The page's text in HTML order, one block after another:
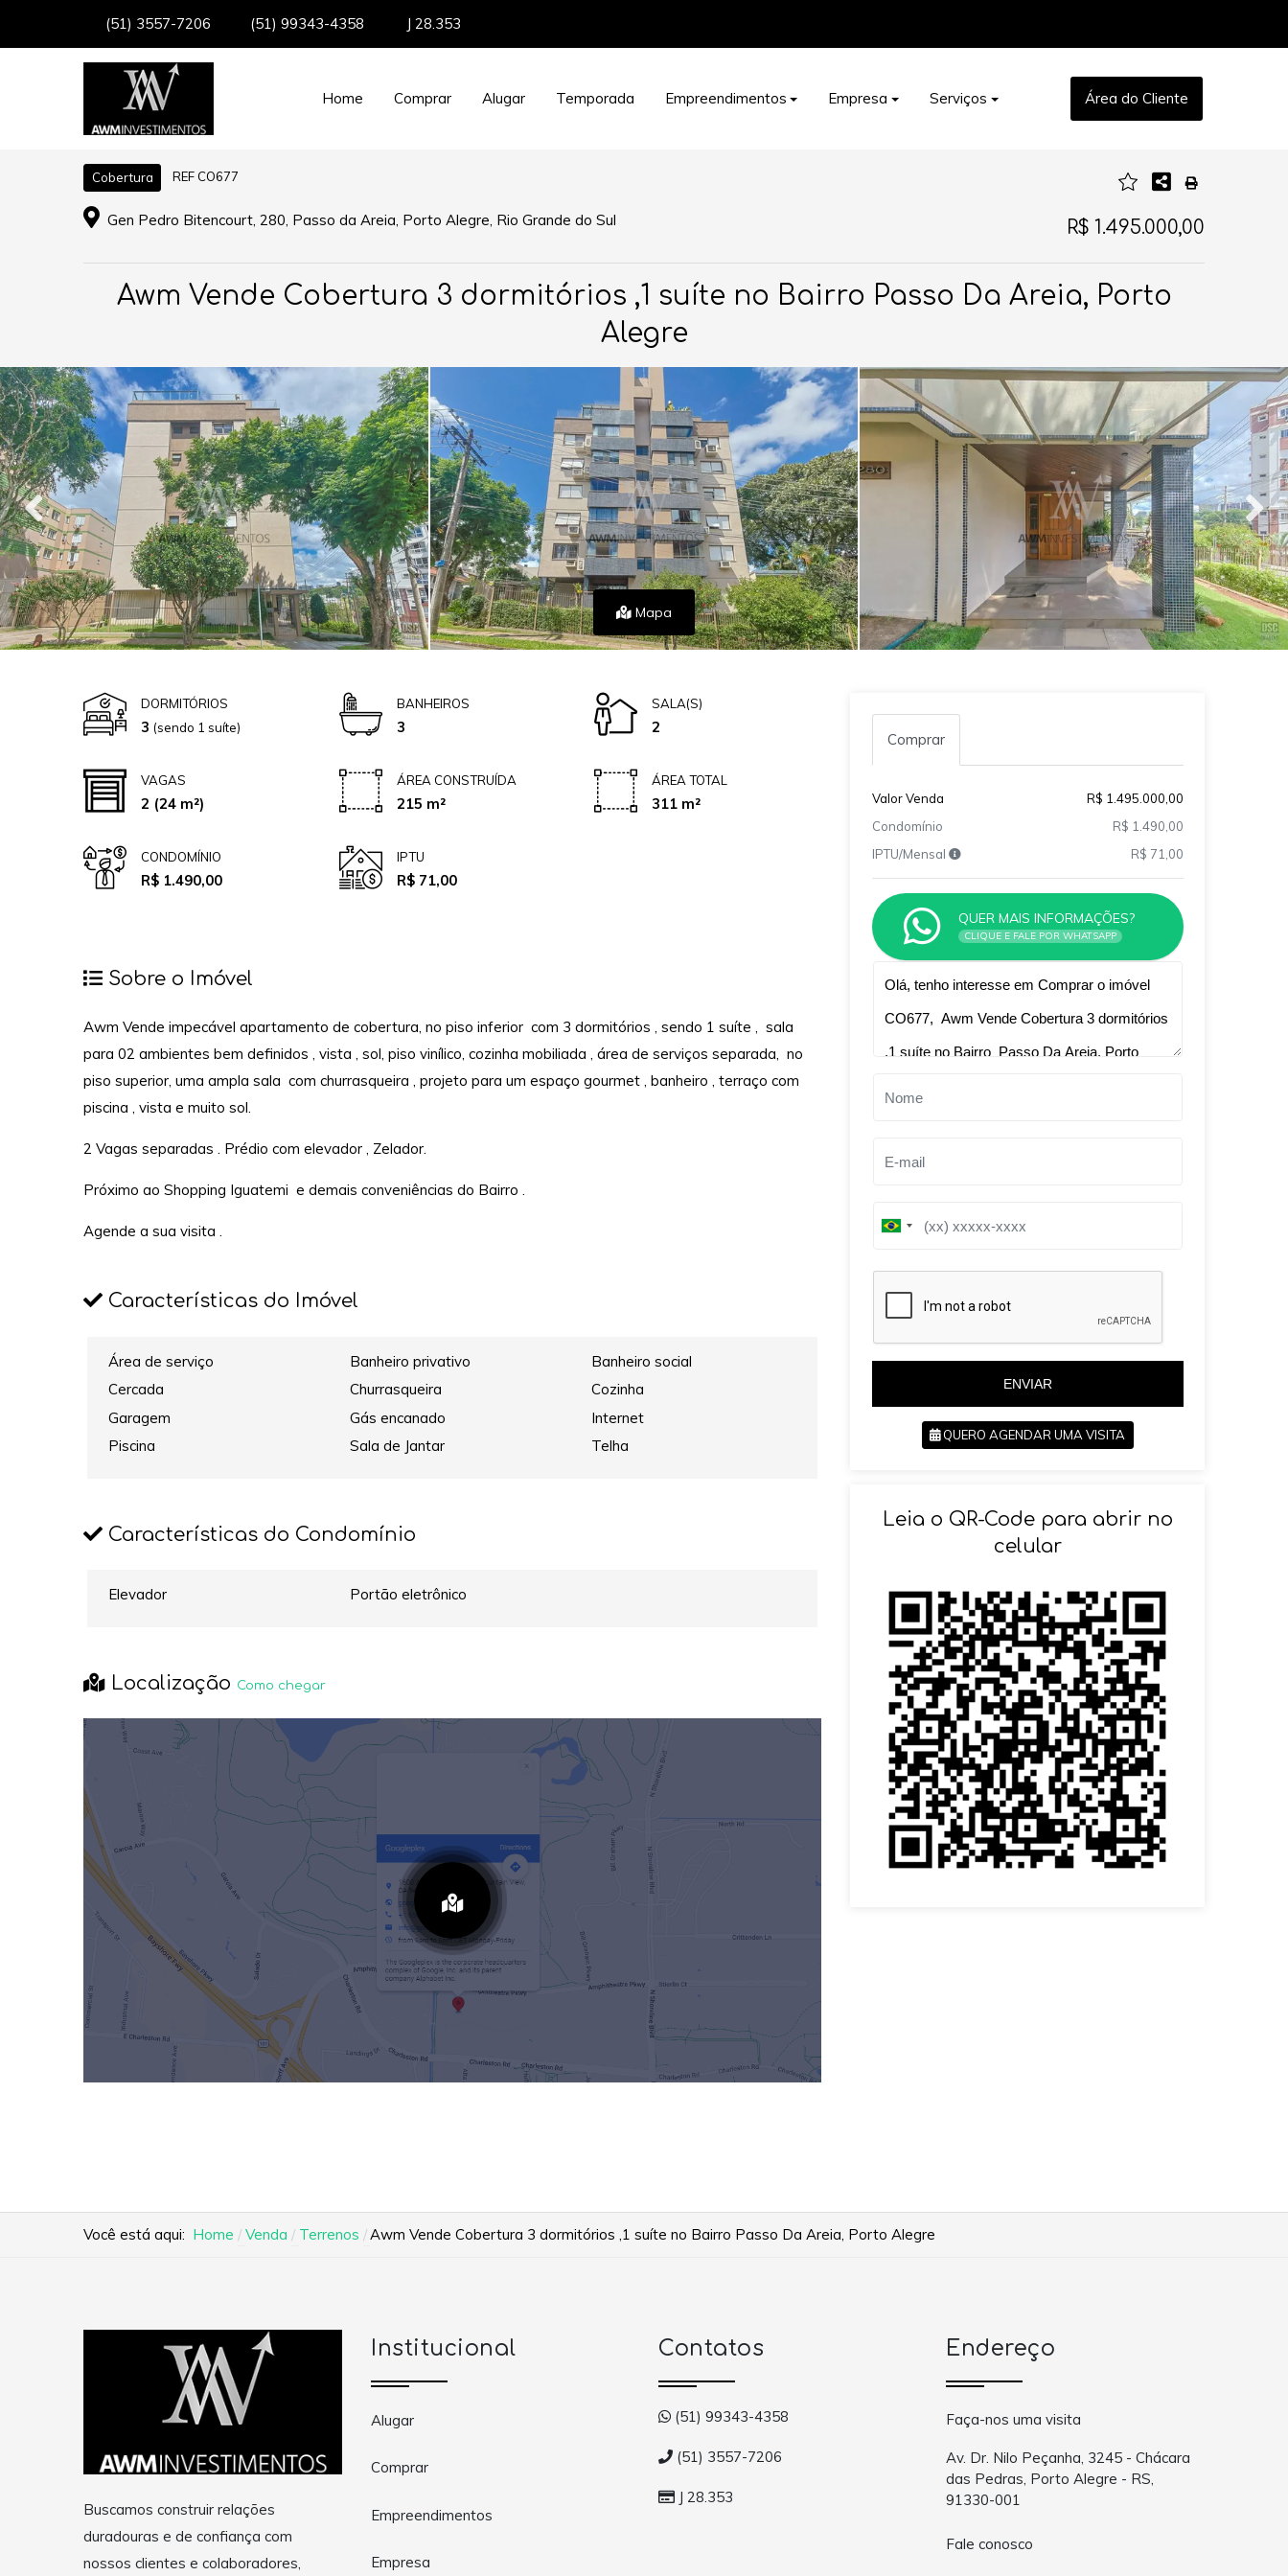
(51) 3557-7206 (51) 99343-4358 J 28.353
Home Comprar Alugar Temporada Empreendimentos Empresa Serviços Área do Cliente
Cobertura REF CO677
Gen Pedro Bitencourt, 280, Passo da Areia, Porto Alegre, Rio Grande do Sul R$ 1.495.000,00
Awm Vende Cobertura 3 dormitórios ,1 suíte no Bairro Passo Da Areia, Porto
Alegre
Mapa
DORMITÓRIOS
3 (sendo 1 suíte)
BANHEIROS
3
SALA(S)
2
VAGAS
2 (24 m²)
ÁREA CONSTRUÍDA
215 m²
ÁREA TOTAL
311 m²
CONDOMÍNIO
R$ 1.490,00
IPTU
R$ 71,00
Sobre o Imóvel
Awm Vende impecável apartamento de cobertura, no piso inferior com 3 dormitórios , sendo 1 suíte , sala
para 02 ambientes bem definidos , vista , sol, piso vinílico, cozinha mobiliada , área de serviços separada, no
piso superior, uma ampla sala com churrasqueira , projeto para um espaço gourmet , banheiro , terraço com
piscina , vista e muito sol.
2 Vagas separadas . Prédio com elevador , Zelador.
Próximo ao Shopping Iguatemi e demais conveniências do Bairro .
Agende a sua visita .
Características do Imóvel
Área de serviço Banheiro privativo
Banheiro social
Cercada
Churrasqueira
Cozinha
Garagem
Gás encanado
Internet
Piscina
Sala de Jantar Telha
Características do Condomínio
Elevador Portão eletrônico
Localização Como chegar
Comprar
Valor Venda
R$ 1.495.000,00
Condomínio
R$ 1.490,00
IPTU/Mensal
R$ 71,00
QUER MAIS INFORMAÇÕES?
CLIQUE E FALE POR WHATSAPP
B
i
l
ENVIAR
QUERO AGENDAR UMA VISITA
z
VOLTAR
Leia o QR-Code para abrir no
celular
Você está aqui: Home Venda Terrenos Awm Vende Cobertura 3 dormitórios ,1 suíte no Bairro Passo Da Areia, Porto Alegre
Buscamos construir relações
duradouras e de confiança com
nossos clientes e colaboradores,
Institucional
Alugar
Comprar
Empreendimentos
Empresa
Contatos
(51) 99343-4358
(51) 3557-7206
J 28.353
Endereço
Faça-nos uma visita
Av. Dr. Nilo Peçanha, 3245 - Chácara
das Pedras, Porto Alegre - RS,
91330-001
Fale conosco